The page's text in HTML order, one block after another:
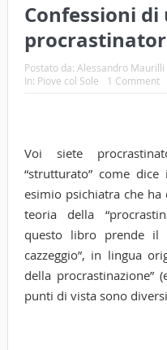
Confessioni di
Postato da: Alessandro Maurilli
In: Piove col Sole 1 Comment
Voi siete
“strutturato” come
esimio psichiatra che
teoria della
questo libro prende
cazzeggio”, in lingua
della procrastinazione”
punti di vista sono